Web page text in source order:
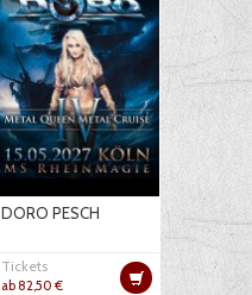
DORO PESCH
Tickets
ab 82,50 €